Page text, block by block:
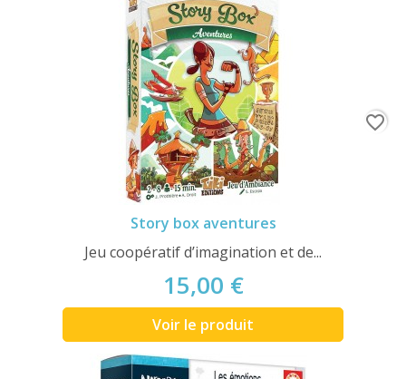
Story box aventures
Jeu coopératif d’imagination et de...
15,00 €
Voir le produit
favorite_border